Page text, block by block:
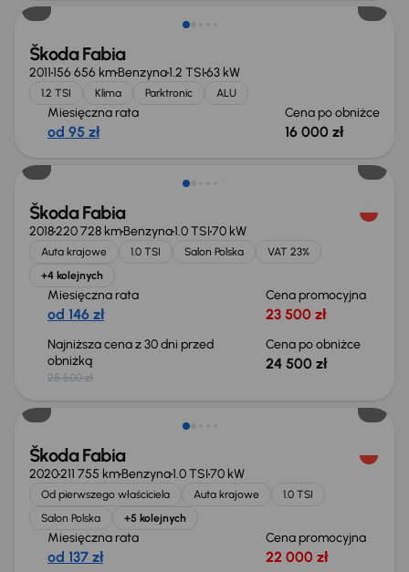
Škoda Fabia
2011156 656 kmBenzyna1.2 TSI63 kW
1.2 TSI Klima Parktronic ALU
Miesięczna rata
od 95 zł
Cena po obniżce
16 000 zł
Taniej o 1 000 zł
Škoda Fabia
2018220 728 kmBenzyna1.0 TSI70 kW
Auta krajowe 1.0 TSI Salon Polska
VAT 23%
+4 kolejnych
Miesięczna rata
od 146 zł
Cena promocyjna
23 500 zł
Najniższa cena z 30 dni przed
obniżką
25 500 zł
Cena po obniżce
24 500 zł
Możliwość odliczenia VAT
Škoda Fabia
2020211 755 kmBenzyna1.0 TSI70 kW
Od pierwszego właściciela Auta krajowe
1.0 TSI
Salon Polska
+5 kolejnych
Miesięczna rata
od 137 zł
Cena promocyjna
22 000 zł